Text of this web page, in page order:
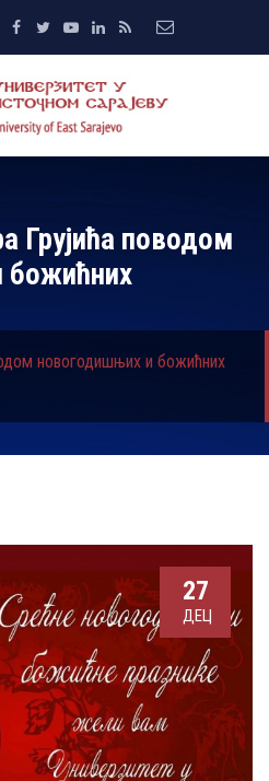
Грујића поводом
божићних
новогодишњих и божићних
27
ДЕЦ